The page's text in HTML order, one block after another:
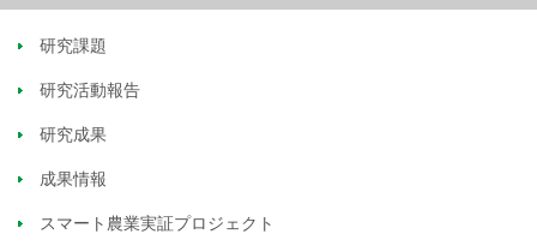
研究課題
研究活動報告
研究成果
成果情報
スマート農業実証プロジェクト